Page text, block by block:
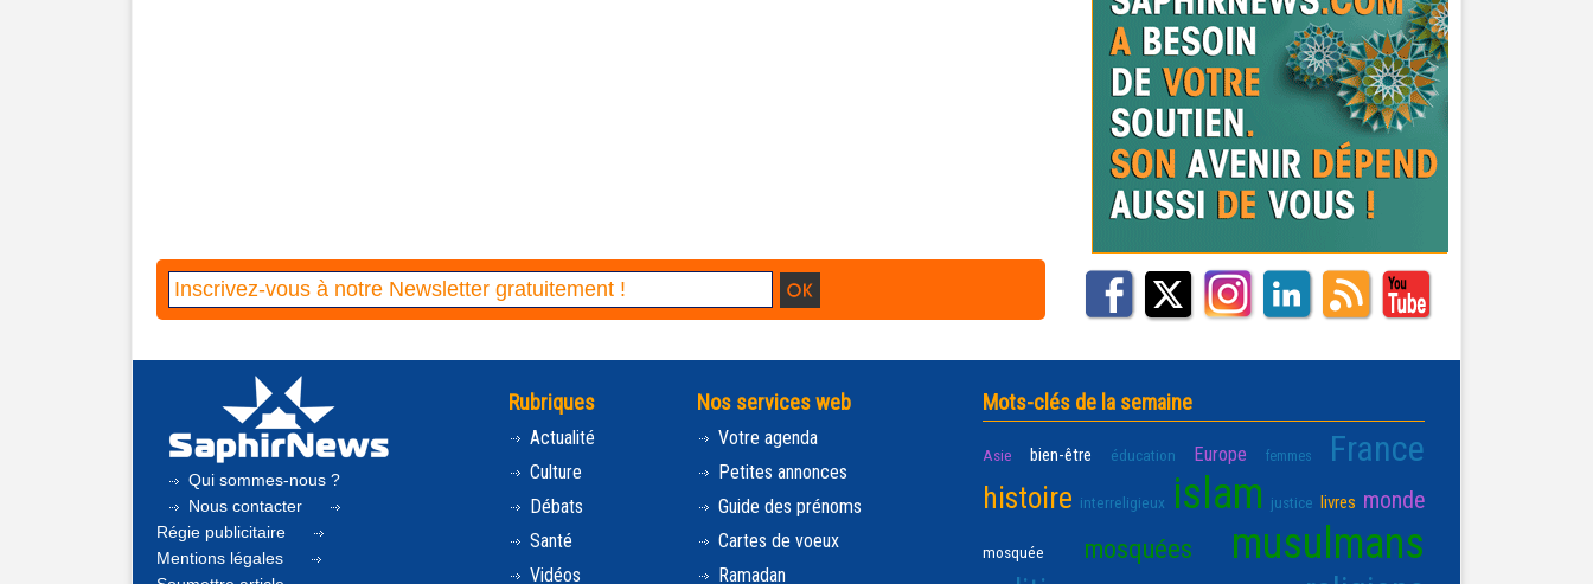
Qui sommes-nous ?
Nous contacter
Régie publicitaire
Mentions légales
Rubriques
Actualité
Culture
Débats
Santé
Vidéos
Nos services web
Votre agenda
Petites annonces
Guide des prénoms
Cartes de voeux
Ramadan
Mots-clés de la semaine
Asie bien-être éducation Europe femmes France
histoire interreligieux islam justice livres monde
mosquée mosquées musulmans